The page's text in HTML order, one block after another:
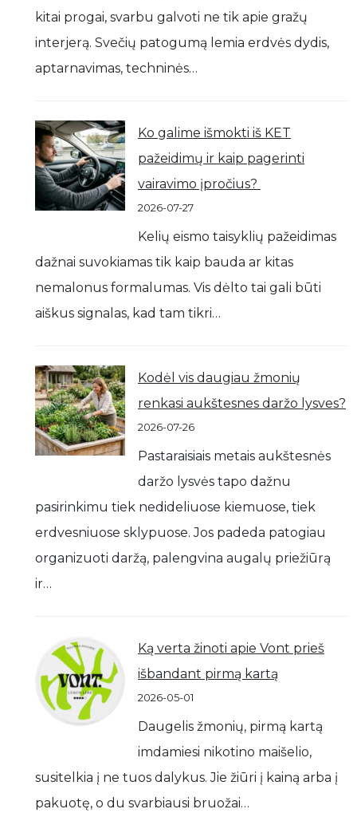
kitai progai, svarbu galvoti ne tik apie gražų
interjerą. Svečių patogumą lemia erdvės dydis,
aptarnavimas, techninės…
Ko galime išmokti iš KET
pažeidimų ir kaip pagerinti
vairavimo įpročius?
2026-07-27
Kelių eismo taisyklių pažeidimas
dažnai suvokiamas tik kaip bauda ar kitas
nemalonus formalumas. Vis dėlto tai gali būti
aiškus signalas, kad tam tikri…
Kodėl vis daugiau žmonių
renkasi aukštesnes daržo lysves?
2026-07-26
Pastaraisiais metais aukštesnės
daržo lysvės tapo dažnu
pasirinkimu tiek nedideliuose kiemuose, tiek
erdvesniuose sklypuose. Jos padeda patogiau
organizuoti daržą, palengvina augalų priežiūrą
ir…
Ką verta žinoti apie Vont prieš
išbandant pirmą kartą
2026-05-01
Daugelis žmonių, pirmą kartą
imdamiesi nikotino maišelio,
susitelkia į ne tuos dalykus. Jie žiūri į kainą arba į
pakuotę, o du svarbiausi bruožai…